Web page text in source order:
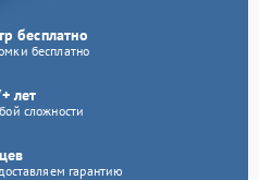
бесплатно
бесплатно
лет
сложности
гарантию